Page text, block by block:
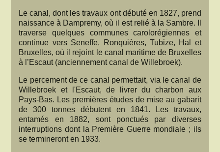
Le canal, dont les travaux ont débuté en 1827, prend
naissance à Dampremy, où il est relié à la Sambre. Il
traverse quelques communes carolorégiennes et
continue vers Seneffe, Ronquières, Tubize, Hal et
Bruxelles, où il rejoint le canal maritime de Bruxelles
à l’Escaut (anciennement canal de Willebroek).
Le percement de ce canal permettait, via le canal de
Willebroek et l'Escaut, de livrer du charbon aux
Pays-Bas. Les premières études de mise au gabarit
de 300 tonnes débutent en 1841. Les travaux,
entamés en 1882, sont ponctués par diverses
interruptions dont la Première Guerre mondiale ; ils
se termineront en 1933.